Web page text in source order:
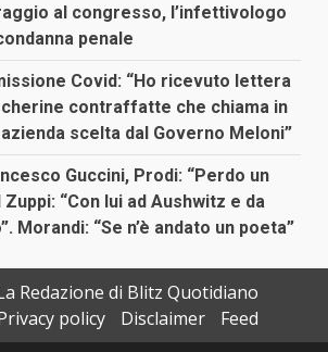
al congresso, l’infettivologo
penale
Covid: “Ho ricevuto lettera
contraffatte che chiama in
scelta dal Governo Meloni”
Guccini, Prodi: “Perdo un
Zuppi: “Con lui ad Aushwitz e da
Morandi: “Se n’è andato un poeta”
Redazione di Blitz Quotidiano
policy Disclaimer Feed